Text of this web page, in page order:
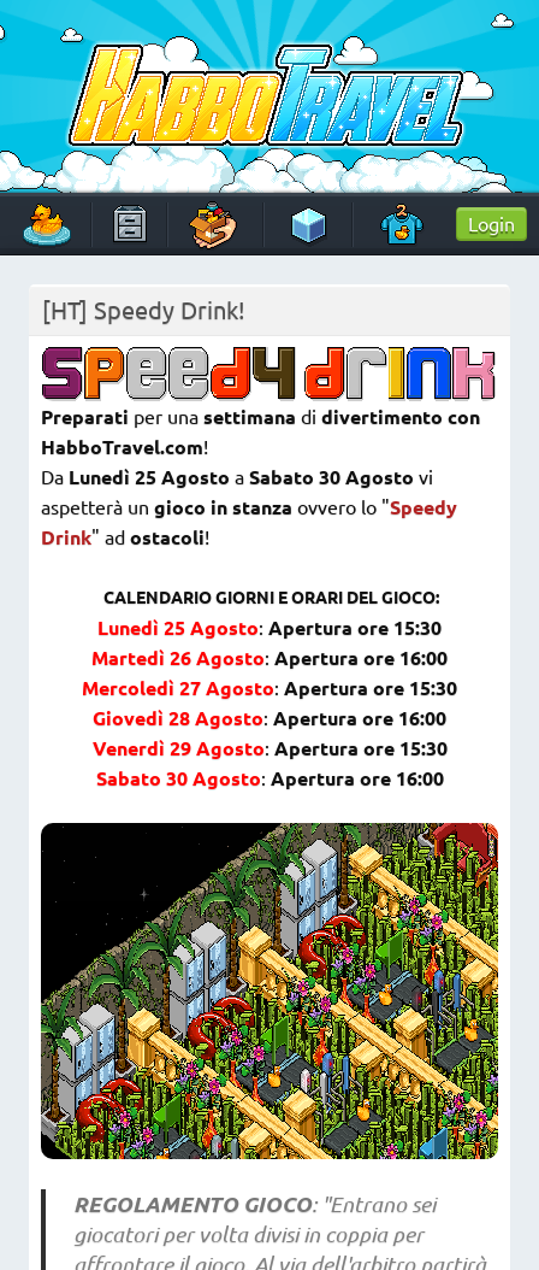
Skip
to
content
HabboTravel
Un viaggio di pixel!
Login
[HT] Speedy Drink!
Preparati per una settimana di divertimento con
HabboTravel.com!
Da Lunedì 25 Agosto a Sabato 30 Agosto vi
aspetterà un gioco in stanza ovvero lo "Speedy
Drink" ad ostacoli!
CALENDARIO GIORNI E ORARI DEL GIOCO:
Lunedì 25 Agosto: Apertura ore 15:30
Martedì 26 Agosto: Apertura ore 16:00
Mercoledì 27 Agosto: Apertura ore 15:30
Giovedì 28 Agosto: Apertura ore 16:00
Venerdì 29 Agosto: Apertura ore 15:30
Sabato 30 Agosto: Apertura ore 16:00
REGOLAMENTO GIOCO: "Entrano sei
giocatori per volta divisi in coppia per
affrontare il gioco. Al via dell'arbitro partirà